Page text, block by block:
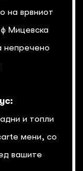
на врвниот
Мицевска
непречено
и топли
мени, со
вашите